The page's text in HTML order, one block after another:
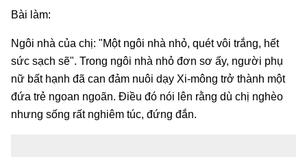
Bài làm:
Ngôi nhà của chị: "Một ngôi nhà nhỏ, quét vôi trắng, hết
sức sạch sẽ". Trong ngôi nhà nhỏ đơn sơ ấy, người phụ
nữ bất hạnh đã can đảm nuôi dạy Xi-mông trở thành một
đứa trẻ ngoan ngoãn. Điều đó nói lên rằng dù chị nghèo
nhưng sống rất nghiêm túc, đứng đắn.